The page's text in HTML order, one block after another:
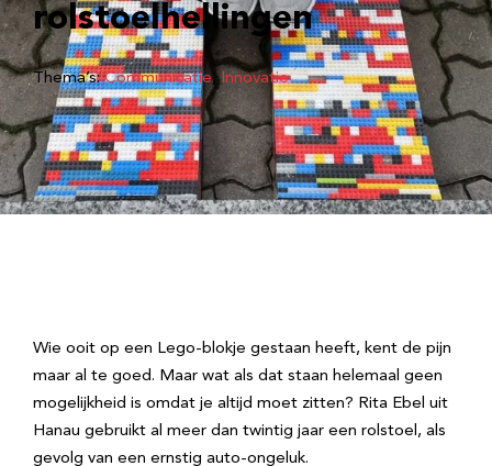
rolstoelhellingen
Thema’s:Communicatie, Innovatie
Wie ooit op een Lego-blokje gestaan heeft, kent de pijn
maar al te goed. Maar wat als dat staan helemaal geen
mogelijkheid is omdat je altijd moet zitten? Rita Ebel uit
Hanau gebruikt al meer dan twintig jaar een rolstoel, als
gevolg van een ernstig auto-ongeluk.